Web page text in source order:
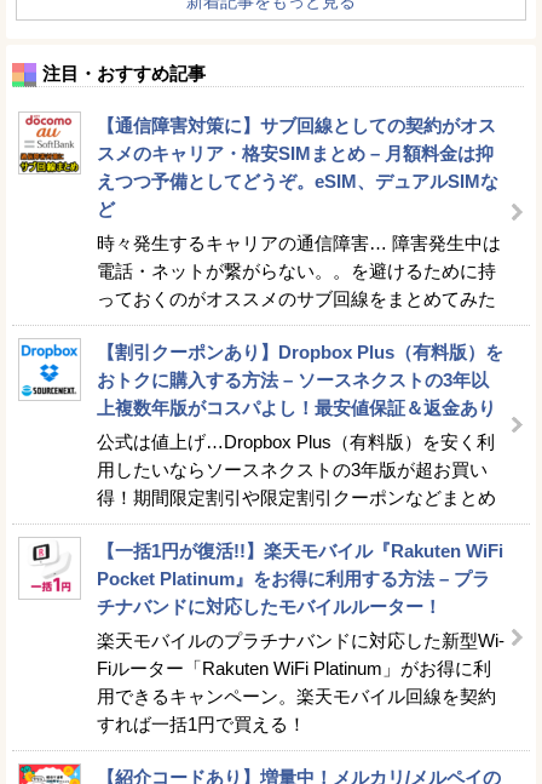
注目・おすすめ記事
【通信障害対策に】サブ回線としての契約がオス
スメのキャリア・格安SIMまとめ – 月額料金は抑
えつつ予備としてどうぞ。eSIM、デュアルSIMな
ど
時々発生するキャリアの通信障害… 障害発生中は
電話・ネットが繋がらない。。を避けるために持
っておくのがオススメのサブ回線をまとめてみた
【割引クーポンあり】Dropbox Plus（有料版）を
おトクに購入する方法 – ソースネクストの3年以
上複数年版がコスパよし！最安値保証＆返金あり
公式は値上げ…Dropbox Plus（有料版）を安く利
用したいならソースネクストの3年版が超お買い
得！期間限定割引や限定割引クーポンなどまとめ
【一括1円が復活!!】楽天モバイル『Rakuten WiFi
Pocket Platinum』をお得に利用する方法 – プラ
チナバンドに対応したモバイルルーター！
楽天モバイルのプラチナバンドに対応した新型Wi-
Fiルーター「Rakuten WiFi Platinum」がお得に利
用できるキャンペーン。楽天モバイル回線を契約
すれば一括1円で買える！
【紹介コードあり】増量中！メルカリ/メルペイの